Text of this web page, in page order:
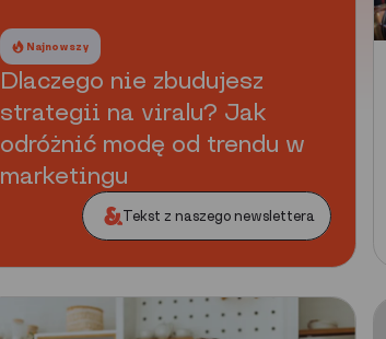
Najnowszy
Dlaczego nie zbudujesz
strategii na viralu? Jak
odróżnić modę od trendu w
marketingu
Tekst z naszego newslettera